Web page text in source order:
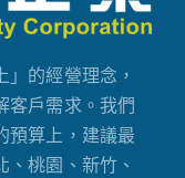
的經營理念，
客戶需求。我們
預算上，建議最
桃園、新竹、